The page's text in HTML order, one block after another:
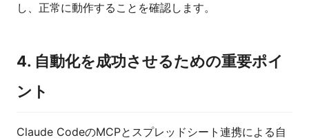
し、正常に動作することを確認します。
4. 自動化を成功させるための重要ポイ
ント
Claude CodeのMCPとスプレッドシート連携による自